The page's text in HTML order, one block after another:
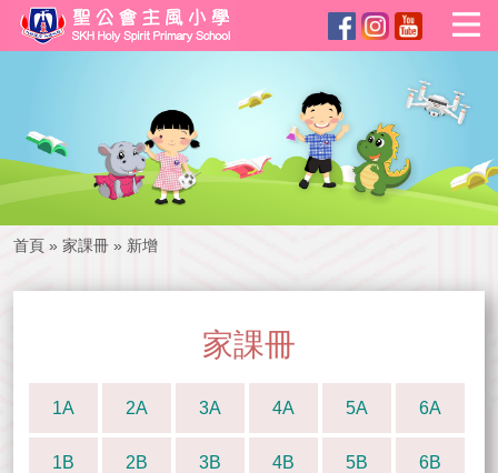
首頁 » 家課冊 » 新增
家課冊
1A 2A 3A 4A 5A 6A
1B 2B 3B 4B 5B 6B